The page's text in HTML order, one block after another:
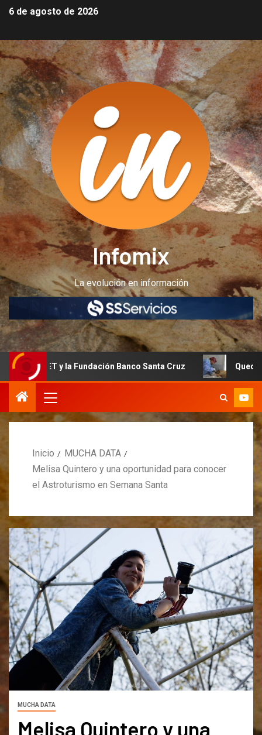
6 de agosto de 2026
Infomix
La evolución en información
la Fundación Banco Santa Cruz Quedan últimos
Inicio
MUCHA DATA
Melisa Quintero y una oportunidad para conocer
el Astroturismo en Semana Santa
MUCHA DATA
Melisa Quintero y una